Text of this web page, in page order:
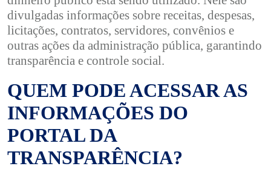
divulgadas informações sobre receitas, despesas,
licitações, contratos, servidores, convênios e
outras ações da administração pública, garantindo
transparência e controle social.
QUEM PODE ACESSAR AS
INFORMAÇÕES DO
PORTAL DA
TRANSPARÊNCIA?